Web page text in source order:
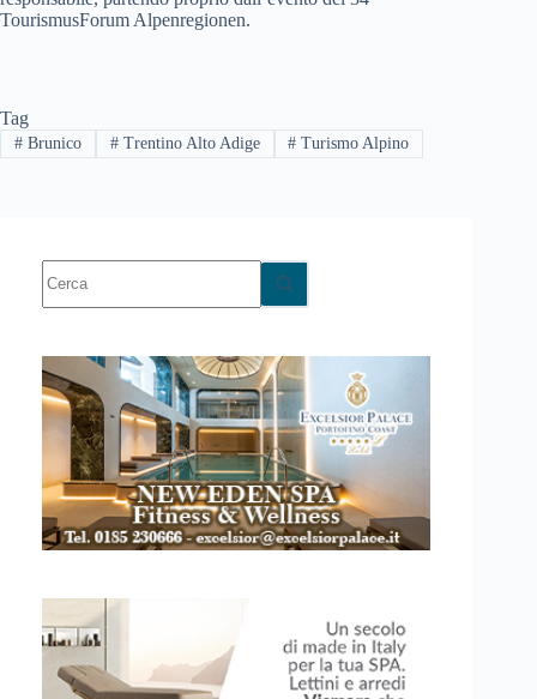
TourismusForum Alpenregionen.
Tag
#Brunico #Trentino Alto Adige # Turismo Alpino
risultato